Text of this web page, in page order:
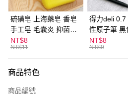
悠遊付
ATM付款
全家取貨付款
每筆NT$60，滿NT$599(含以上)免運費
硫磺皂 上海藥皂 香皂
手工皂 毛囊炎 抑菌除
蟎 清潔護膚 去油去痘
寵物皮膚病 狗狗貓咪
NT$8
NT$11
得力deli 0.7
性原子筆 黑
S304
NT$8
NT$9
商品特色
商品編號